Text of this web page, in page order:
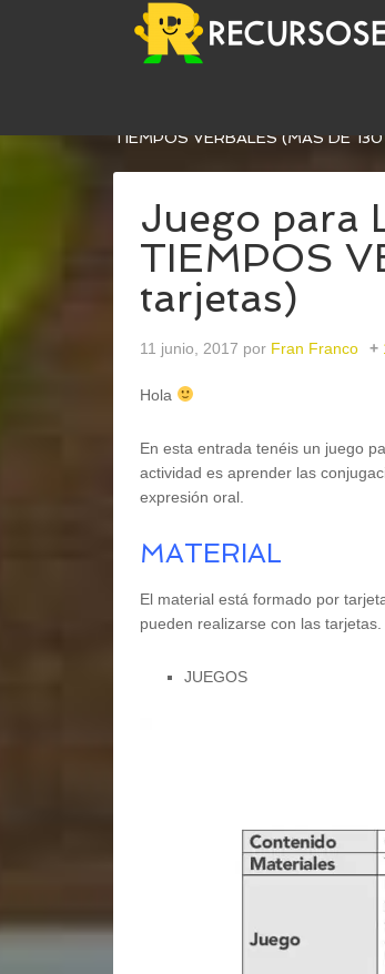
TIEMPOS VERBALES (MÁS DE
Juego para
TIEMPOS
tarjetas)
11 junio, 2017 por Fran Franco
Hola
En esta entrada tenéis un juego
actividad es aprender las
expresión oral.
MATERIAL
El material está formado por
pueden realizarse con las tarjetas.
JUEGOS